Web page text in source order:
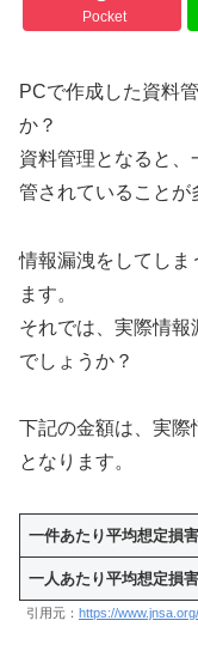
Pocket
PCで作成した資料
か？
資料管理となると
管されていることが
情報漏洩をしてしま
ます。
それでは、実際情
でしょうか？
下記の金額は、実際
となります。
一件あたり平均想定損
一人あたり平均想定損
引用元： https://